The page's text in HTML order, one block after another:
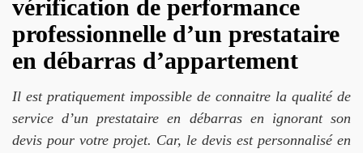
vérification de performance
professionnelle d’un prestataire
en débarras d’appartement
Il est pratiquement impossible de connaitre la qualité de
service d’un prestataire en débarras en ignorant son
devis pour votre projet. Car, le devis est personnalisé en